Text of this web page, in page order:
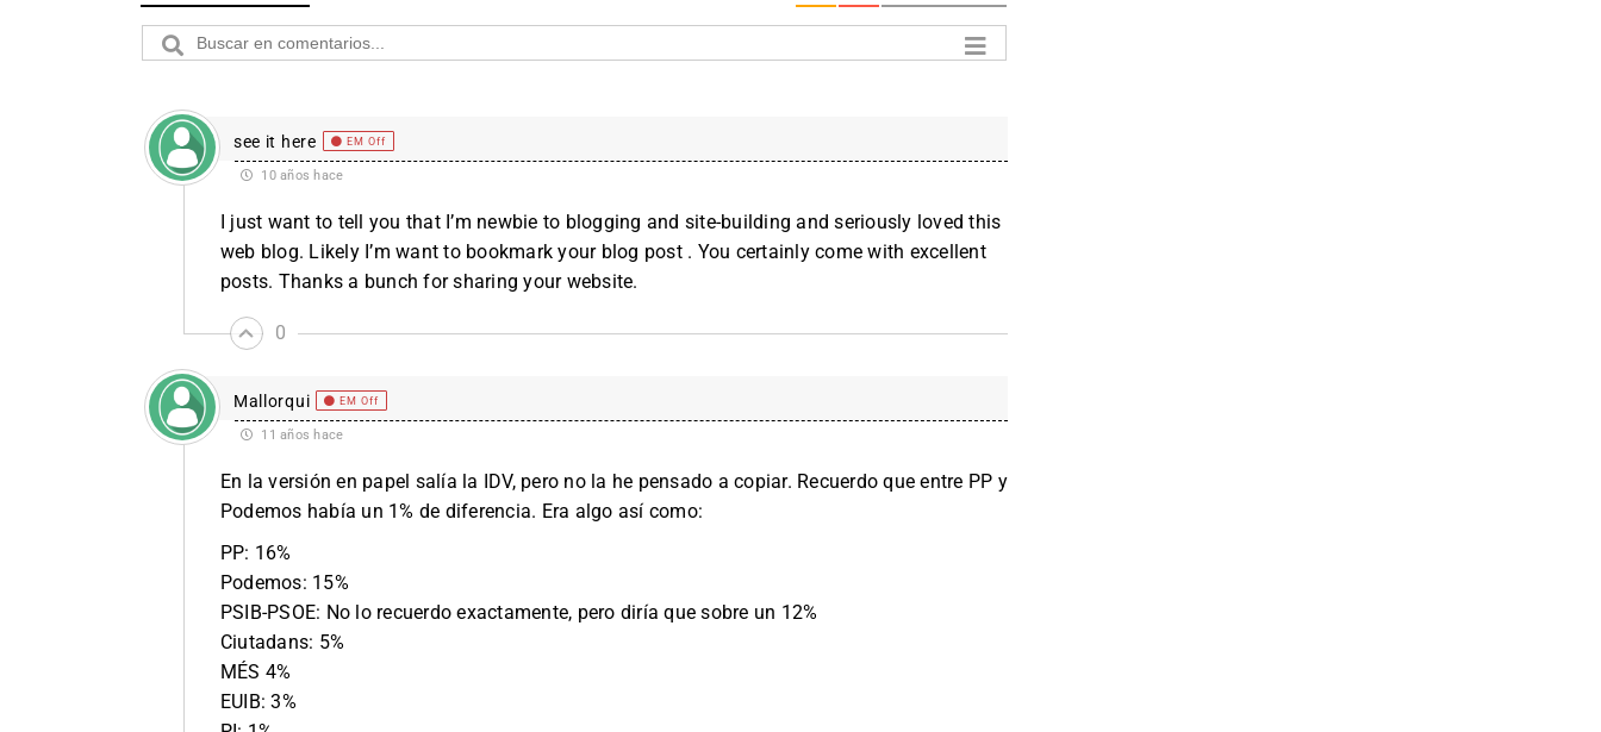
see it here EM Off
10 años hace
I just want to tell you that I’m newbie to blogging and site-building and seriously loved this
web blog. Likely I’m want to bookmark your blog post . You certainly come with excellent
posts. Thanks a bunch for sharing your website.
0
Mallorqui EM Off
11 años hace
En la versión en papel salía la IDV, pero no la he pensado a copiar. Recuerdo que entre PP y
Podemos había un 1% de diferencia. Era algo así como:
PP: 16%
Podemos: 15%
PSIB-PSOE: No lo recuerdo exactamente, pero diría que sobre un 12%
Ciutadans: 5%
MÉS 4%
EUIB: 3%